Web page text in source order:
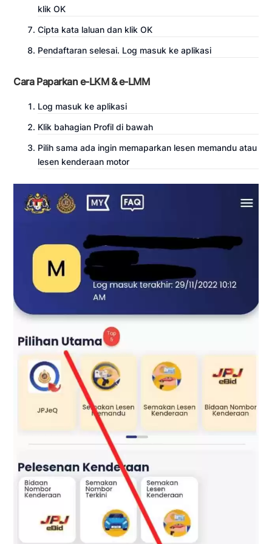
klik OK
Cipta kata laluan dan klik OK
Pendaftaran selesai. Log masuk ke aplikasi
Cara Paparkan e-LKM & e-LMM
Log masuk ke aplikasi
Klik bahagian Profil di bawah
Pilih sama ada ingin memaparkan lesen memandu atau
lesen kenderaan motor